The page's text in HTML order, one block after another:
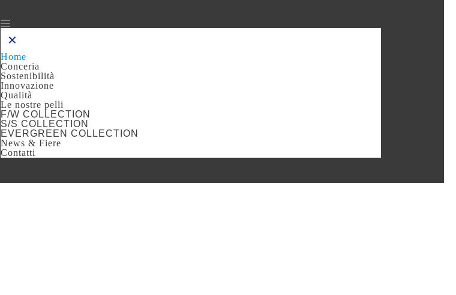
✕
Home
Conceria
Sostenibilità
Innovazione
Qualità
Le nostre pelli
F/W COLLECTION
S/S COLLECTION
EVERGREEN COLLECTION
News & Fiere
Contatti